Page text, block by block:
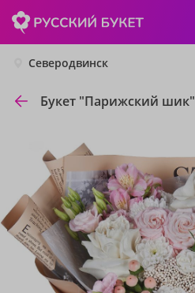
Северодвинск
Букет "Парижский шик"